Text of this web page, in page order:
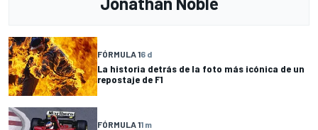
FÓRMULA 16 d
La historia detrás de la foto más icónica de un
repostaje de F1
FÓRMULA 11 m